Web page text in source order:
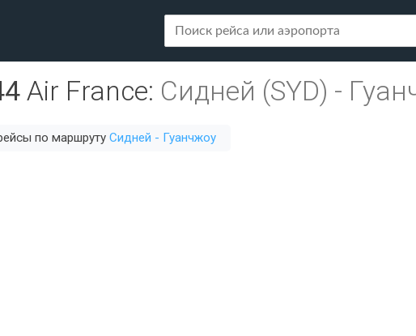
Air France: Сидней (SYD) -
по маршруту Сидней - Гуанчжоу